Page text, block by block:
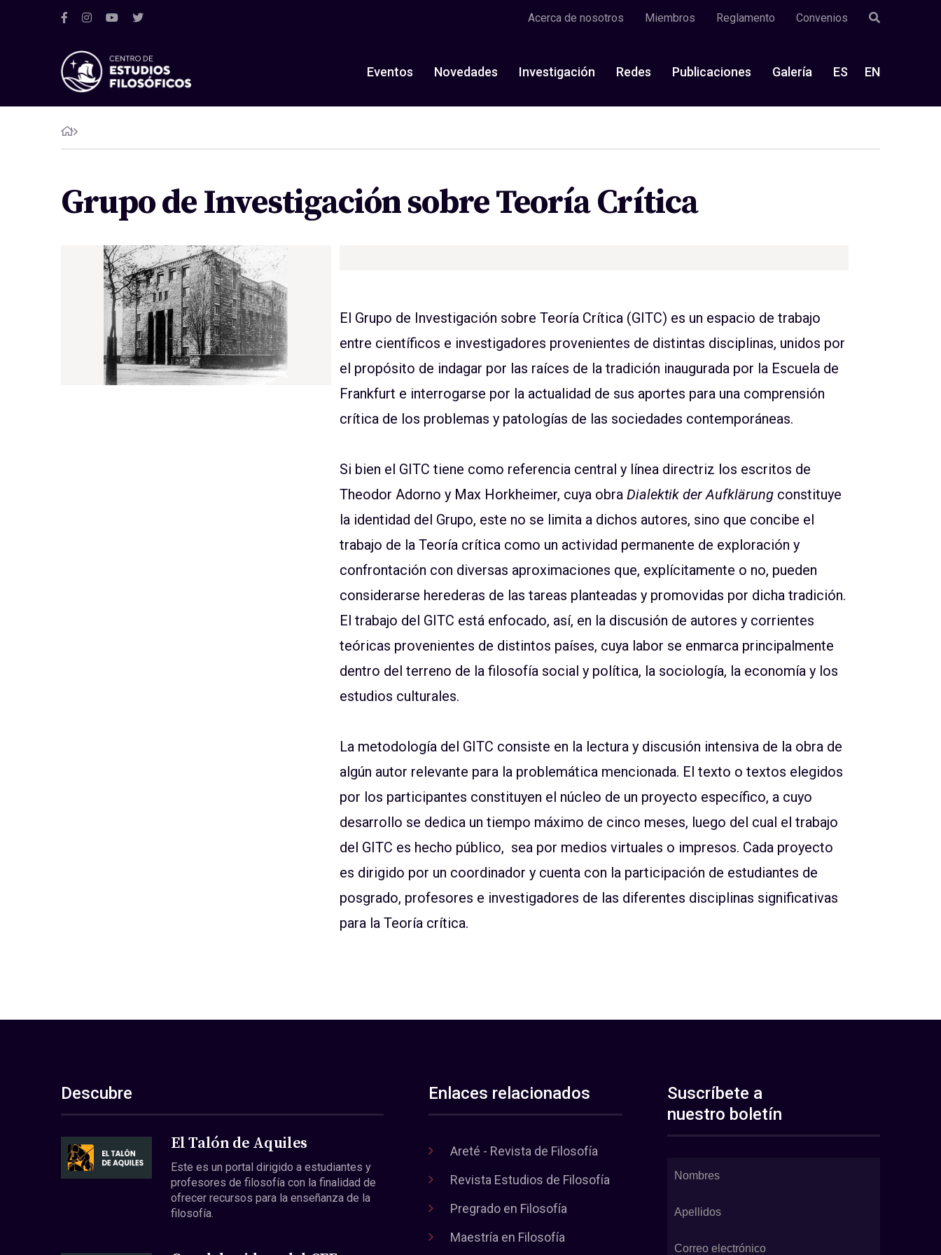
Acerca de nosotros Miembros Reglamento Convenios
Eventos Novedades Investigación Redes Publicaciones Galería ES EN
Grupo de Investigación sobre Teoría Crítica
El Grupo de Investigación sobre Teoría Crítica (GITC) es un espacio de trabajo
entre científicos e investigadores provenientes de distintas disciplinas, unidos por
el propósito de indagar por las raíces de la tradición inaugurada por la Escuela de
Frankfurt e interrogarse por la actualidad de sus aportes para una comprensión
crítica de los problemas y patologías de las sociedades contemporáneas.
Si bien el GITC tiene como referencia central y línea directriz los escritos de
Theodor Adorno y Max Horkheimer, cuya obra Dialektik der Aufklärungconstituye
la identidad del Grupo, este no se limita a dichos autores, sino que concibe el
trabajo de la Teoría crítica como un actividad permanente de exploración y
confrontación con diversas aproximaciones que, explícitamente o no, pueden
considerarse herederas de las tareas planteadas y promovidas por dicha tradición.
El trabajo del GITC está enfocado, así, en la discusión de autores y corrientes
teóricas provenientes de distintos países, cuya labor se enmarca principalmente
dentro del terreno de la filosofía social y política, la sociología, la economía y los
estudios culturales.
La metodología del GITC consiste en la lectura y discusión intensiva de la obra de
algún autor relevante para la problemática mencionada. El texto o textos elegidos
por los participantes constituyen el núcleo de un proyecto específico, a cuyo
desarrollo se dedica un tiempo máximo de cinco meses, luego del cual el trabajo
del GITC es hecho público, sea por medios virtuales o impresos. Cada proyecto
es dirigido por un coordinador y cuenta con la participación de estudiantes de
posgrado, profesores e investigadores de las diferentes disciplinas significativas
para la Teoría crítica.
Descubre
El Talón de Aquiles
Este es un portal dirigido a estudiantes y
profesores de filosofía con la finalidad de
ofrecer recursos para la enseñanza de la
filosofía.
Enlaces relacionados
Areté - Revista de Filosofía
Revista Estudios de Filosofía
Pregrado en Filosofía
Maestría en Filosofía
Suscríbete a
nuestro boletín